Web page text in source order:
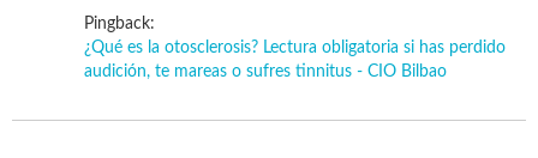
Pingback:
¿Qué es la otosclerosis? Lectura obligatoria si has perdido
audición, te mareas o sufres tinnitus - CIO Bilbao